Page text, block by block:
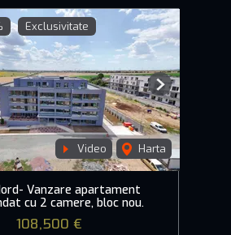
Exclusivitate
Video Harta
Next
Vanzare apartament
cu 2 camere, bloc nou.
108,500 €